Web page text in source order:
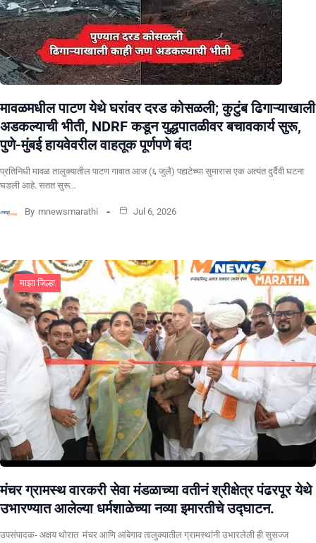
मावळमधील पाटण येथे घरांवर दरड कोसळली; कुटुंब ढिगाऱ्याखाली
अडकल्याची भीती, NDRF कडून युद्धपातळीवर बचावकार्य सुरू,
पुणे-मुंबई हायवेवरील वाहतूक पूर्णपणे बंद!
​प्रतिनिधी मावळ तालुक्यातील पाटण गावात आज (६ जुलै) पहाटेच्या सुमारास एक अत्यंत दुर्दैवी घटना
घडली आहे. सतत सुरू…
By mnewsmarathi Jul 6, 2026
माझा जिल्हा
मंचर ग्रामस्थ वारकरी सेवा मंडळाच्या वतीनं श्रीक्षेत्र पंढरपूर येथे
उभारण्यात आलेल्या धर्मशाळेच्या नव्या इमारतीचे उद्घाटन.
उपसंपादक- अक्षय थोरात मंचर आणि आंबेगाव तालुक्यातील ग्रामस्थांनी उभारलेली ही सुसज्ज